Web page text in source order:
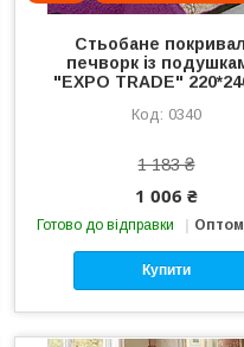
Стьобане
печворк із
"EXPO TRADE"
0340
1 183 ₴
1 006 ₴
Готово до відправки Оптом
Купити